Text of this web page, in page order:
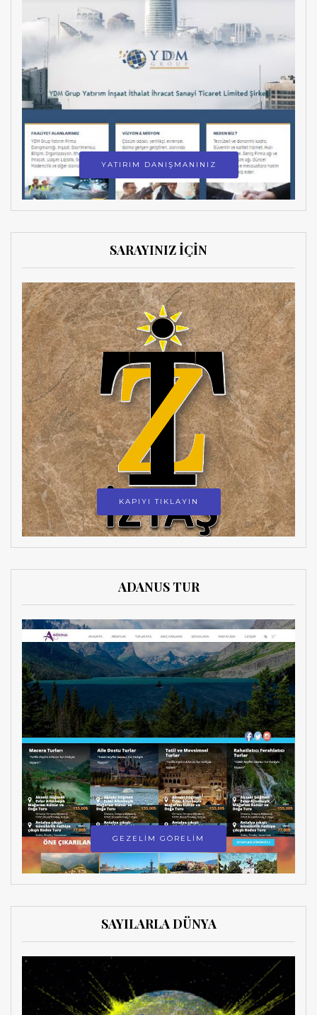
YATIRIM DANIŞMANINIZ
SARAYINIZ İÇİN
KAPIYI TIKLAYIN
ADANUS TUR
GEZELİM GÖRELİM
SAYILARLA DÜNYA